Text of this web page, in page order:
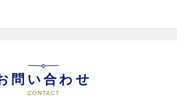
問い合わせ
CONTACT